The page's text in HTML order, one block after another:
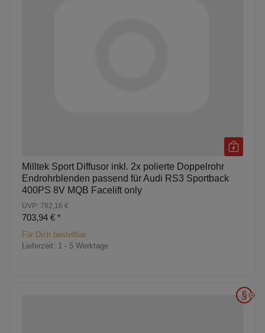
Milltek Sport Diffusor inkl. 2x polierte Doppelrohr
Endrohrblenden passend für Audi RS3 Sportback
400PS 8V MQB Facelift only
UVP: 782,16 €
703,94 € *
Für Dich bestellbar
Lieferzeit: 1 - 5 Werktage